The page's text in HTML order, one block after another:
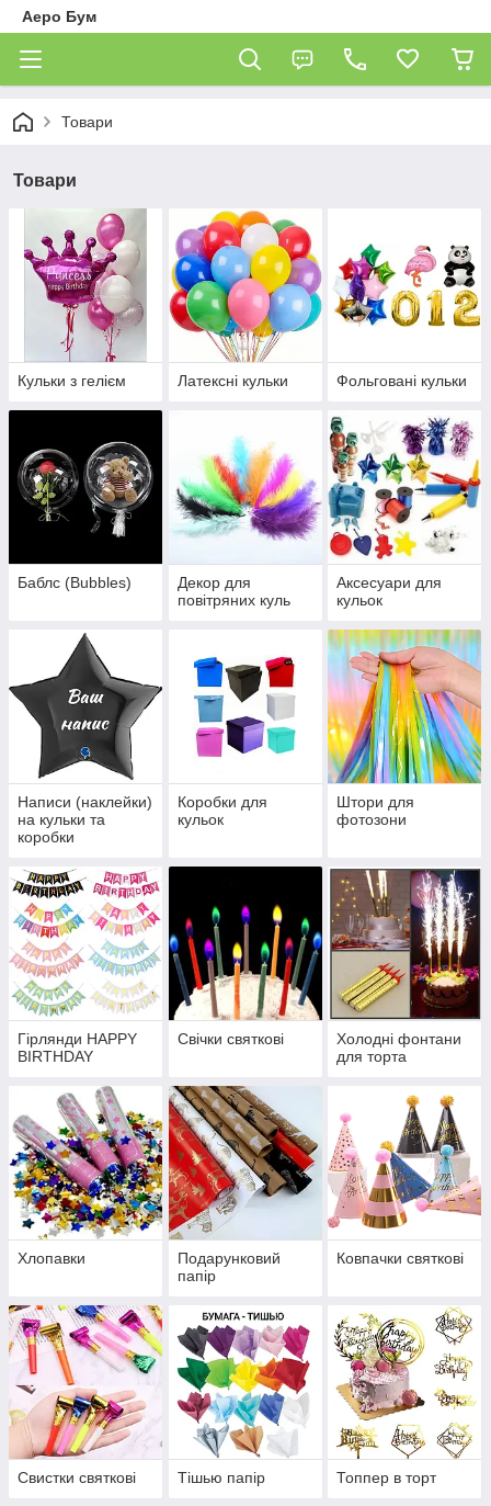
Аеро Бум
Товари
Товари
Кульки з гелієм Латексні кульки Фольговані кульки
Баблс (Bubbles)
Декор для
повітряних куль
Аксесуари для
кульок
Написи (наклейки)
на кульки та
коробки
Коробки для
кульок
Штори для
фотозони
Гірлянди HAPPY
BIRTHDAY
Свічки святкові
Холодні фонтани
для торта
Хлопавки
Подарунковий
папір
Ковпачки святкові
Свистки святкові Тішью папір Топпер в торт